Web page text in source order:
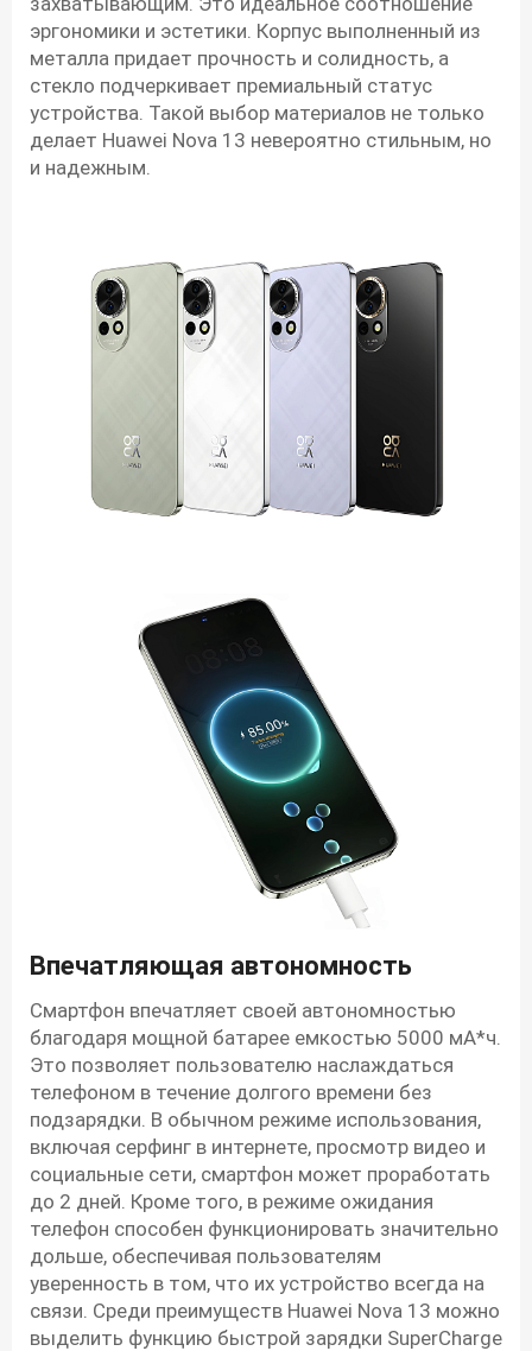
эргономики и эстетики. Корпус выполненный из
металла придает прочность и солидность, а
стекло подчеркивает премиальный статус
устройства. Такой выбор материалов не только
делает Huawei Nova 13 невероятно стильным, но
и надежным.
Впечатляющая автономность
Смартфон впечатляет своей автономностью
благодаря мощной батарее емкостью 5000 мА*ч.
Это позволяет пользователю наслаждаться
телефоном в течение долгого времени без
подзарядки. В обычном режиме использования,
включая серфинг в интернете, просмотр видео и
социальные сети, смартфон может проработать
до 2 дней. Кроме того, в режиме ожидания
телефон способен функционировать значительно
дольше, обеспечивая пользователям
уверенность в том, что их устройство всегда на
связи. Среди преимуществ Huawei Nova 13 можно
выделить функцию быстрой зарядки SuperCharge